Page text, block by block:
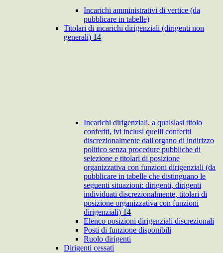
Incarichi amministrativi di vertice (da
pubblicare in tabelle)
Titolari di incarichi dirigenziali (dirigenti non
generali) 14
Incarichi dirigenziali, a qualsiasi titolo
conferiti, ivi inclusi quelli conferiti
discrezionalmente dall'organo di indirizzo
politico senza procedure pubbliche di
selezione e titolari di posizione
organizzativa con funzioni dirigenziali (da
pubblicare in tabelle che distinguano le
seguenti situazioni: dirigenti, dirigenti
individuati discrezionalmente, titolari di
posizione organizzativa con funzioni
dirigenziali) 14
Elenco posizioni dirigenziali discrezionali
Posti di funzione disponibili
Ruolo dirigenti
Dirigenti cessati